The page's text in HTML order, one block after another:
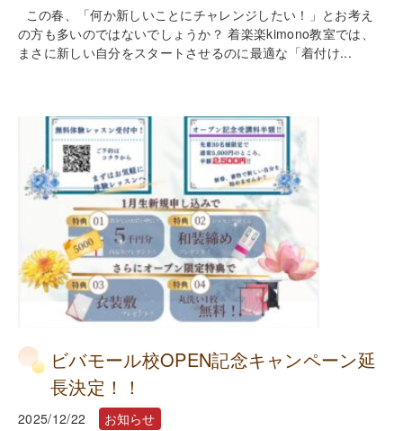
この春、「何か新しいことにチャレンジしたい！」とお考え
の方も多いのではないでしょうか？ 着楽楽kimono教室では、
まさに新しい自分をスタートさせるのに最適な「着付け...
ビバモール校OPEN記念キャンペーン延
長決定！！
2025/12/22 お知らせ